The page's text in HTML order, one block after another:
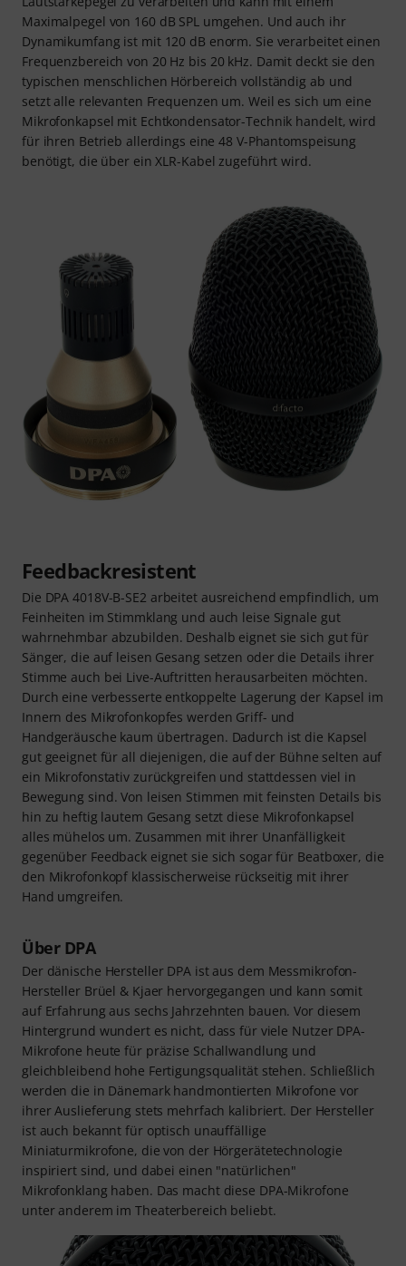
Maximalpegel von 160 dB SPL umgehen. Und auch ihr
Dynamikumfang ist mit 120 dB enorm. Sie verarbeitet einen
Frequenzbereich von 20 Hz bis 20 kHz. Damit deckt sie den
typischen menschlichen Hörbereich vollständig ab und
setzt alle relevanten Frequenzen um. Weil es sich um eine
Mikrofonkapsel mit Echtkondensator-Technik handelt, wird
für ihren Betrieb allerdings eine 48 V-Phantomspeisung
benötigt, die über ein XLR-Kabel zugeführt wird.
Feedbackresistent
Die DPA 4018V-B-SE2 arbeitet ausreichend empfindlich, um
Feinheiten im Stimmklang und auch leise Signale gut
wahrnehmbar abzubilden. Deshalb eignet sie sich gut für
Sänger, die auf leisen Gesang setzen oder die Details ihrer
Stimme auch bei Live-Auftritten herausarbeiten möchten.
Durch eine verbesserte entkoppelte Lagerung der Kapsel im
Innern des Mikrofonkopfes werden Griff- und
Handgeräusche kaum übertragen. Dadurch ist die Kapsel
gut geeignet für all diejenigen, die auf der Bühne selten auf
ein Mikrofonstativ zurückgreifen und stattdessen viel in
Bewegung sind. Von leisen Stimmen mit feinsten Details bis
hin zu heftig lautem Gesang setzt diese Mikrofonkapsel
alles mühelos um. Zusammen mit ihrer Unanfälligkeit
gegenüber Feedback eignet sie sich sogar für Beatboxer, die
den Mikrofonkopf klassischerweise rückseitig mit ihrer
Hand umgreifen.
Über DPA
Der dänische Hersteller DPA ist aus dem Messmikrofon-
Hersteller Brüel & Kjaer hervorgegangen und kann somit
auf Erfahrung aus sechs Jahrzehnten bauen. Vor diesem
Hintergrund wundert es nicht, dass für viele Nutzer DPA-
Mikrofone heute für präzise Schallwandlung und
gleichbleibend hohe Fertigungsqualität stehen. Schließlich
werden die in Dänemark handmontierten Mikrofone vor
ihrer Auslieferung stets mehrfach kalibriert. Der Hersteller
ist auch bekannt für optisch unauffällige
Miniaturmikrofone, die von der Hörgerätetechnologie
inspiriert sind, und dabei einen "natürlichen"
Mikrofonklang haben. Das macht diese DPA-Mikrofone
unter anderem im Theaterbereich beliebt.